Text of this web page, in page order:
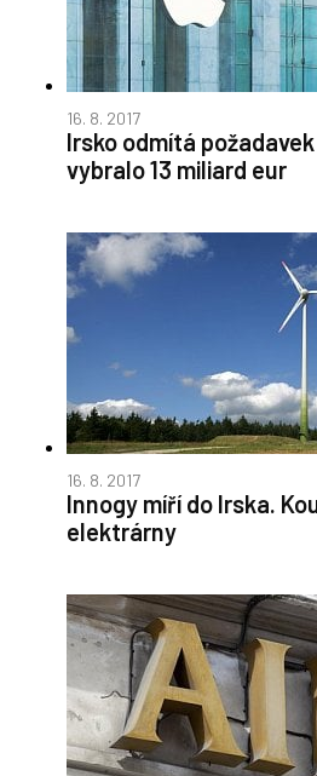
16. 8. 2017
Irsko odmítá
vybralo 13 miliard eur
16. 8. 2017
Innogy míří do Irska.
elektrárny